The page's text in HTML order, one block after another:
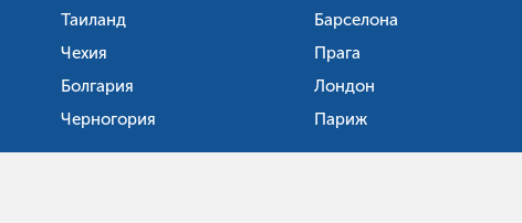
Таиланд
Чехия
Болгария
Черногория
Барселона
Прага
Лондон
Париж